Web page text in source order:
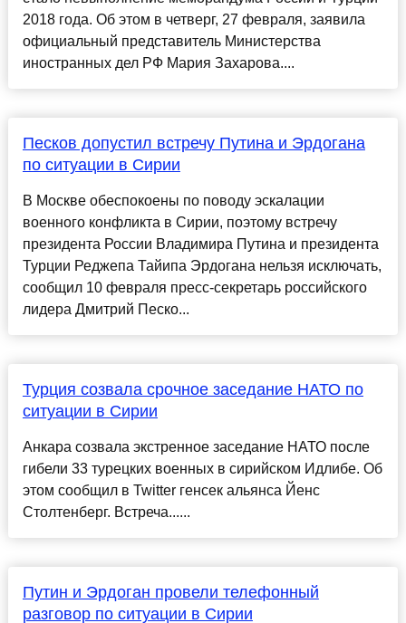
2018 года. Об этом в четверг, 27 февраля, заявила
официальный представитель Министерства
иностранных дел РФ Мария Захарова....
Песков допустил встречу Путина и Эрдогана
по ситуации в Сирии
В Москве обеспокоены по поводу эскалации
военного конфликта в Сирии, поэтому встречу
президента России Владимира Путина и президента
Турции Реджепа Тайипа Эрдогана нельзя исключать,
сообщил 10 февраля пресс-секретарь российского
лидера Дмитрий Песко...
Турция созвала срочное заседание НАТО по
ситуации в Сирии
Анкара созвала экстренное заседание НАТО после
гибели 33 турецких военных в сирийском Идлибе. Об
этом сообщил в Twitter генсек альянса Йенс
Столтенберг. Встреча......
Путин и Эрдоган провели телефонный
разговор по ситуации в Сирии